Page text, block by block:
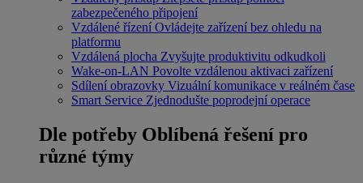
zabezpečeného připojení
Vzdálené řízení Ovládejte zařízení bez ohledu na
platformu
Vzdálená plocha Zvyšujte produktivitu odkudkoli
Wake-on-LAN Povolte vzdálenou aktivaci zařízení
Sdílení obrazovky Vizuální komunikace v reálném čase
Smart Service Zjednodušte poprodejní operace
Dle potřeby Oblíbená řešení pro
různé týmy